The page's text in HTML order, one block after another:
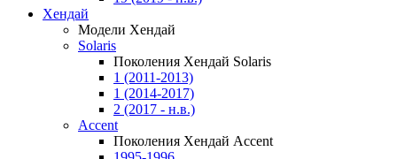
Хендай
Модели Хендай
Solaris
Поколения Хендай Solaris
1 (2011-2013)
1 (2014-2017)
2 (2017 - н.в.)
Accent
Поколения Хендай Accent